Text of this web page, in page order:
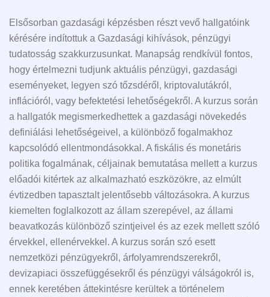
Elsősorban gazdasági képzésben részt vevő hallgatóink
kérésére indítottuk a Gazdasági kihívások, pénzügyi
tudatosság szakkurzusunkat. Manapság rendkívül fontos,
hogy értelmezni tudjunk aktuális pénzügyi, gazdasági
eseményeket, legyen szó tőzsdéről, kriptovalutákról,
inflációról, vagy befektetési lehetőségekről. A kurzus során
a hallgatók megismerkedhettek a gazdasági növekedés
definiálási lehetőségeivel, a különböző fogalmakhoz
kapcsolódó ellentmondásokkal. A fiskális és monetáris
politika fogalmának, céljainak bemutatása mellett a kurzus
előadói kitértek az alkalmazható eszközökre, az elmúlt
évtizedben tapasztalt jelentősebb változásokra. A kurzus
kiemelten foglalkozott az állam szerepével, az állami
beavatkozás különböző szintjeivel és az ezek mellett szóló
érvekkel, ellenérvekkel. A kurzus során szó esett
nemzetközi pénzügyekről, árfolyamrendszerekről,
devizapiaci összefüggésekről és pénzügyi válságokról is,
ennek keretében áttekintésre kerültek a történelem